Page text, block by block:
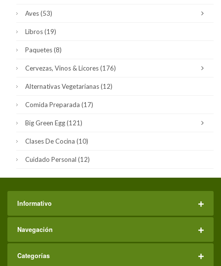
Aves(53)
Libros(19)
Paquetes(8)
Cervezas, Vinos & Licores(176)
Alternativas Vegetarianas(12)
Comida Preparada (17)
Big Green Egg(121)
Clases De Cocina (10)
Cuidado Personal (12)
Informativo
Navegación
Categorías